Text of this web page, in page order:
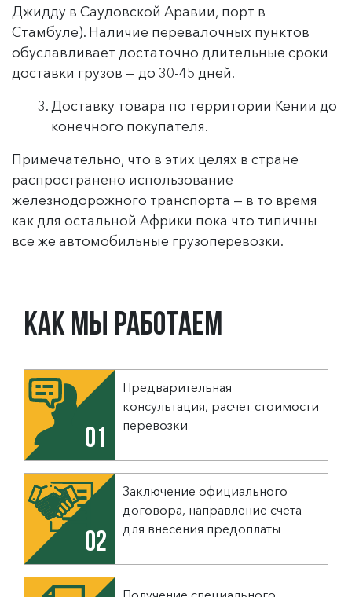
Джидду в Саудовской Аравии, порт в
Стамбуле). Наличие перевалочных пунктов
обуславливает достаточно длительные сроки
доставки грузов — до 30-45 дней.
Доставку товара по территории Кении до
конечного покупателя.
Примечательно, что в этих целях в стране
распространено использование
железнодорожного транспорта — в то время
как для остальной Африки пока что типичны
все же автомобильные грузоперевозки.
Как мы работаем
01
Предварительная
консультация, расчет стоимости
перевозки
02
Заключение официального
договора, направление счета
для внесения предоплаты